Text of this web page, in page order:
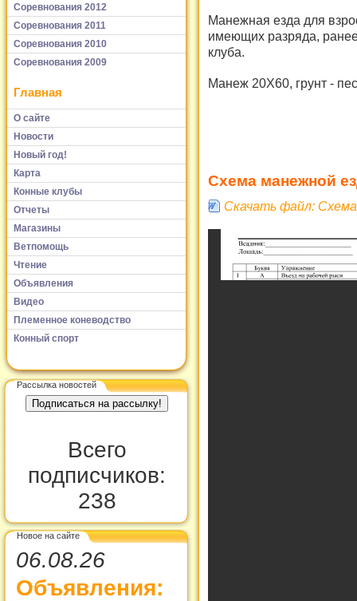
Соревнования 2012
Соревнования 2011
Соревнования 2010
Соревнования 2009
Главная
О сайте
Новости
Новый год!
Карта
Конные клубы
Отчеты
Магазины
Ветпомощь
Чтение
Объявления
Видео
Племенное коневодство
Конный спорт
Рассылка новостей
Всего
подписчиков:
238
Новое на сайте
06.08.26
Объявления:
Манежная езда для
имеющих разряда,
клуба.
Манеж 20Х60, грунт -
Схема манежной
Скачать файл: